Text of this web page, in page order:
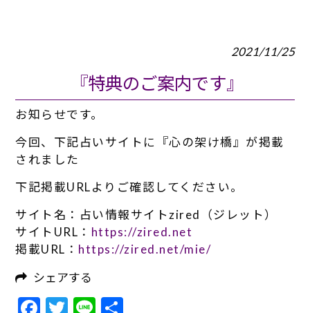
2021/11/25
『特典のご案内です』
お知らせです。
今回、下記占いサイトに『心の架け橋』が掲載
されました
下記掲載URLよりご確認してください。
サイト名：占い情報サイトzired（ジレット）
サイトURL： https://zired.net
掲載URL： https://zired.net/mie/
シェアする